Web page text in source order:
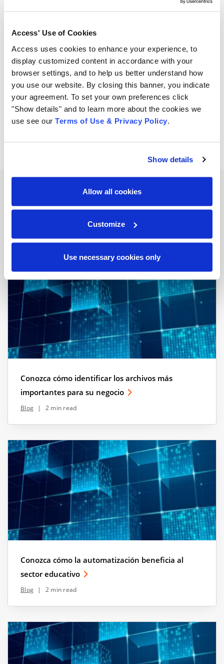
Access' Use of Cookies
Access uses cookies to enhance your experience, to
display customized content in accordance with your
browser settings, and to help us better understand how
you use our website. By closing this banner, you indicate
your agreement. To set your own preferences click
"Show details" and to learn more about the cookies we
use see our Terms of Use & Privacy Policy
Show details
Allow all cookies
Customize
Use necessary cookies only
Share
todos los tamaños de diversos sectores. Descubra
cómo nuestros servicios pueden ayudar a su negocio.
Related Resources
View all resources
Conozca cómo identificar los archivos más
importantes para su negocio
Blog | 2 min read
Conozca cómo la automatización beneficia al
sector educativo
Blog | 2 min read